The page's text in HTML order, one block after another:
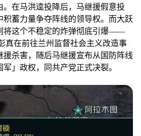
。在马洪逵投降后，马继援假意投
积蓄力量争夺阵线的领导权。而大跃
将这个不稳定的炸弹彻底引爆——
真在前往兰州监督社会主义改造事
援杀害，随后马继援宣布从国防阵线
」政权，同共产党正式决裂。